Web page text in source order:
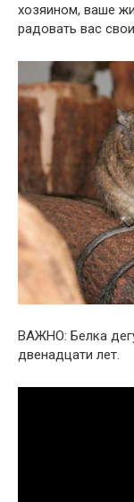
хозяином, ваше
радовать вас
ВАЖНО: Белка
двенадцати лет.